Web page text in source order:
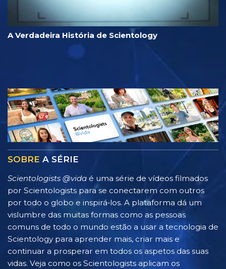
A Verdadeira História de Scientology
SOBRE A SÉRIE
Scientologists @vida é uma série de vídeos filmados
por Scientologists para se conectarem com outros
por todo o globo e inspirá‑los. A plataforma dá um
vislumbre das muitas formas como as pessoas
comuns de todo o mundo estão a usar a tecnologia de
Scientology para aprender mais, criar mais e
continuar a prosperar em todos os aspetos das suas
vidas. Veja como os Scientologists aplicam os